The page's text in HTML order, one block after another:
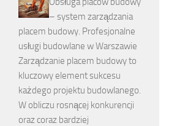
– system zarządzania
placem budowy. Profesjonalne
usługi budowlane w Warszawie
Zarządzanie placem budowy to
kluczowy element sukcesu
każdego projektu budowlanego.
W obliczu rosnącej konkurencji
oraz coraz bardziej